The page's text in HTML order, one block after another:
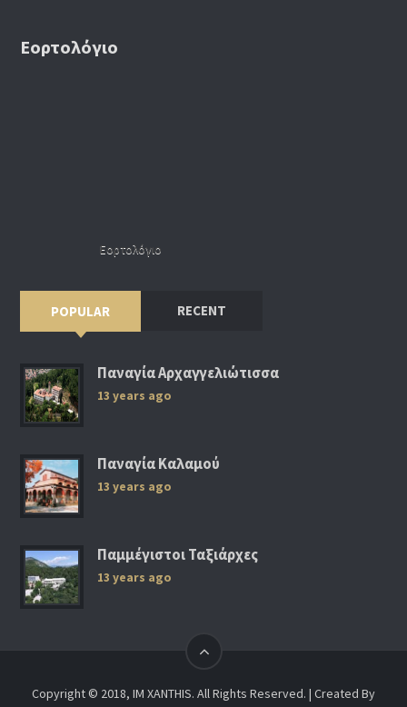
Εορτολόγιο
Εορτολόγιο
POPULAR RECENT
Παναγία Αρχαγγελιώτισσα
13 years ago
Παναγία Καλαμού
13 years ago
Παμμέγιστοι Ταξιάρχες
13 years ago
Copyright © 2018, IM XANTHIS. All Rights Reserved. | Created By